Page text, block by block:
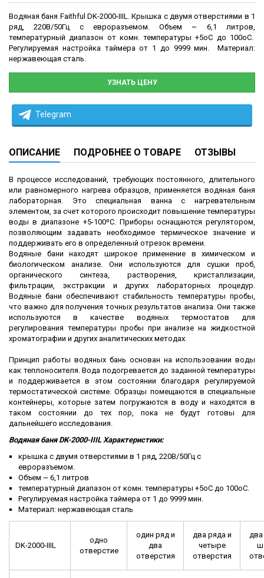
Водяная баня Faithful DK-2000-IIIL. Крышка с двумя отверстиями в 1
ряд, 220В/50Гц с евроразъемом. Объем ~ 6,1 литров,
температурный диапазон от комн. температуры +5oC до 100oC.
Регулируемая настройка таймера от 1 до 9999 мин. Материал:
нержавеющая сталь.
УЗНАТЬ ЦЕНУ
Telegram
ОПИСАНИЕ ПОДРОБНЕЕ О ТОВАРЕ ОТЗЫВЫ
В процессе исследований, требующих постоянного, длительного
или равномерного нагрева образцов, применяется водяная баня
лабораторная. Это специальная ванна с нагревательным
элементом, за счет которого происходит повышение температуры
воды в диапазоне +5-100ºС. Приборы оснащаются регулятором,
позволяющим задавать необходимое термическое значение и
поддерживать его в определенный отрезок времени.
Водяные бани находят широкое применение в химическом и
биологическом анализе. Они используются для сушки проб,
органического синтеза, растворения, кристаллизации,
фильтрации, экстракции и других лабораторных процедур.
Водяные бани обеспечивают стабильность температуры пробы,
что важно для получения точных результатов анализа. Они также
используются в качестве водяных термостатов для
регулирования температуры пробы при анализе на жидкостной
хроматографии и других аналитических методах.
Принцип работы водяных бань основан на использовании воды
как теплоносителя. Вода подогревается до заданной температуры
и поддерживается в этом состоянии благодаря регулируемой
термостатической системе. Образцы помещаются в специальные
контейнеры, которые затем погружаются в воду и находятся в
таком состоянии до тех пор, пока не будут готовы для
дальнейшего исследования.
Водяная баня DK-2000-IIIL Характеристики:
крышка с двумя отверстиями в 1 ряд, 220В/50Гц с
евроразъемом.
Объем ~ 6,1 литров
температурный диапазон от комн. температуры +5oC до 100oC.
Регулируемая настройка таймера от 1 до 9999 мин.
Материал: нержавеющая сталь
DK-2000-IIIL
одно
отверстие
один ряд и
два
отверстия
два ряда и
четыре
отверстия
два